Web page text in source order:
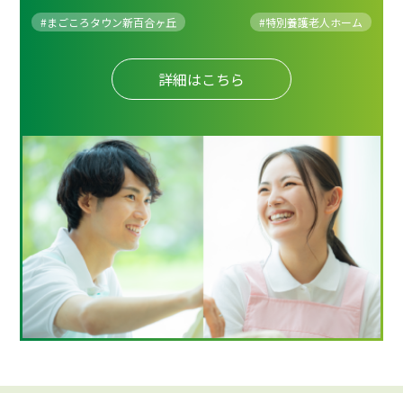
#まごころタウン新百合ヶ丘 #特別養護老人ホーム
詳細はこちら